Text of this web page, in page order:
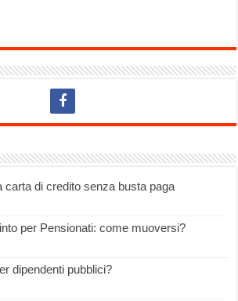
carta di credito senza busta paga
per Pensionati: come muoversi?
dipendenti pubblici?